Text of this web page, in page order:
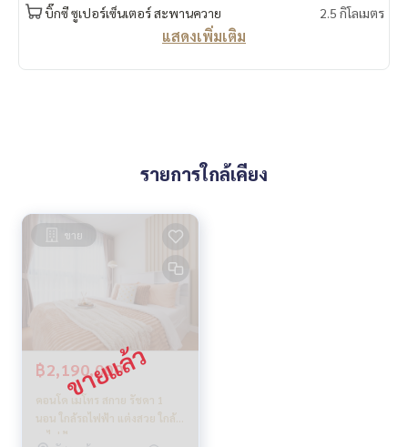
สนใจติดต่อฟลุ๊ค099-287-9294
อยากดูคอนโด ต้องที่
บิ๊กซี ซูเปอร์เซ็นเตอร์ สะพานควาย
2.5 กิโลเมตร
แสดงเพิ่มเติม
รายการใกล้เคียง
ขาย
฿2,190,000
คอนโด เมโทร สกาย รัชดา 1
นอน ใกล้รถไฟฟ้า แต่งสวย ใกล้
รถไฟฟ้า